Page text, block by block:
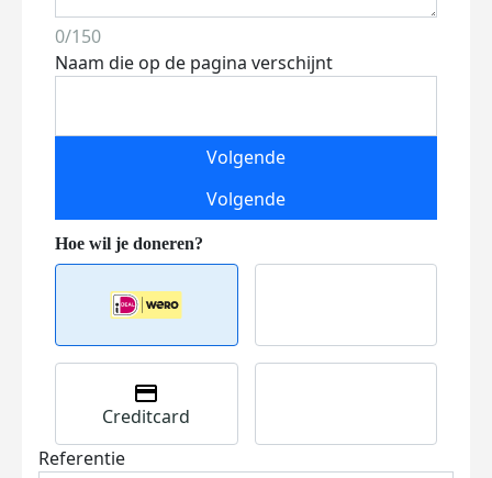
0/150
Naam die op de pagina verschijnt
Volgende
Volgende
Creditcard
Referentie